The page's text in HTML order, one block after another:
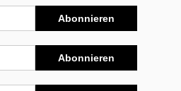
Abonnieren
Abonnieren